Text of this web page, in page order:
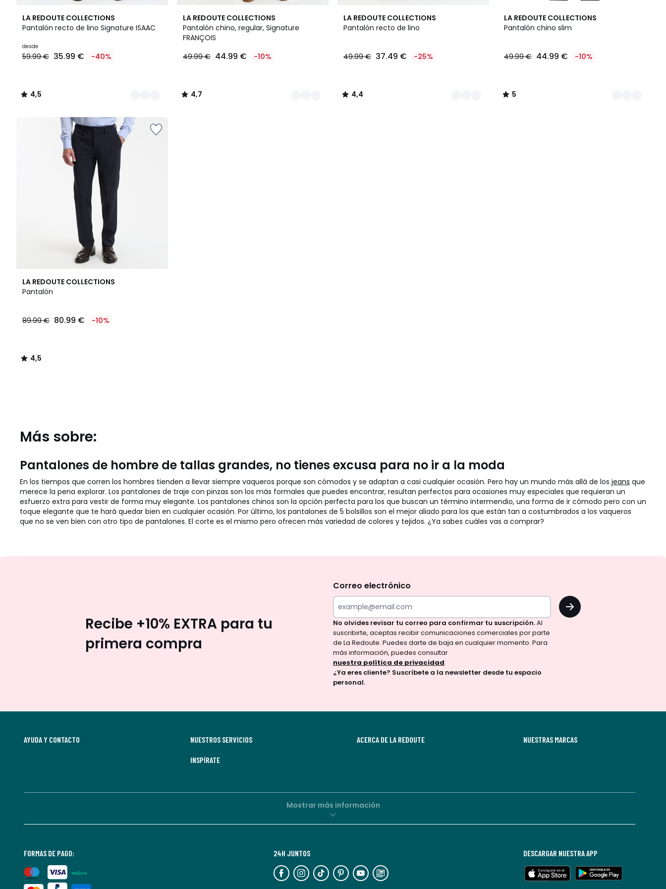
LA REDOUTE COLLECTIONS
Pantalón recto de lino Signature ISAAC
Precio
a
€
desde
59.99 € 35.99 € -40%
4,5
/ 5
5
Colores
4,5
/
LA REDOUTE COLLECTIONS
Pantalón chino, regular, Signature
FRANÇOIS
49.99 € 44.99 € -10%
4,7
/ 5
6
Colores
4,7
/
LA REDOUTE COLLECTIONS
Pantalón recto de lino
49.99 € 37.49 € -25%
4,4
/ 5
2
Colores
4,4
/
LA REDOUTE COLLECTIONS
Pantalón chino slim
49.99 € 44.99 € -10%
5
/
2
Colores
5
/
LA REDOUTE COLLECTIONS
Pantalón
89.99 € 80.99 € -10%
4,5
/ 5
4,5
/
Más sobre:
Pantalones de hombre de tallas grandes, no tienes excusa para no ir a la moda
En los tiempos que corren los hombres tienden a llevar siempre vaqueros porque son cómodos y se adaptan a casi cualquier ocasión. Pero hay un mundo más allá de los jeans que
merece la pena explorar. Los pantalones de traje con pinzas son los más formales que puedes encontrar, resultan perfectos para ocasiones muy especiales que requieran un
esfuerzo extra para vestir de forma muy elegante. Los pantalones chinos son la opción perfecta para los que buscan un término intermendio, una forma de ir cómodo pero con un
toque elegante que te hará quedar bien en cualquier ocasión. Por último, los pantalones de 5 bolsillos son el mejor aliado para los que están tan a costumbrados a los vaqueros
que no se ven bien con otro tipo de pantalones. El corte es el mismo pero ofrecen más variedad de colores y tejidos. ¿Ya sabes cuáles vas a comprar?
olvides
revisar
tu
correo
para
confirmar
tu
suscripción.
Al
aceptas
comunicaciones
parte
de
La
de
baja
Recibe +10% EXTRA para tu
primera compra
Correo electrónico
OK
No olvides revisar tu correo para confirmar tu suscripción.Al
suscribirte, aceptas recibir comunicaciones comerciales por parte
de La Redoute. Puedes darte de baja en cualquier momento. Para
más información, puedes consultar
nuestra política de privacidad.
¿Ya eres cliente? Suscríbete a la newsletter desde tu espacio
personal.
AYUDA Y CONTACTO NUESTROS SERVICIOS
INSPÍRATE
ACERCA DE LA REDOUTE NUESTRAS MARCAS
Mostrar más información
FORMAS DE PAGO: 24H JUNTOS DESCARGAR NUESTRA APP